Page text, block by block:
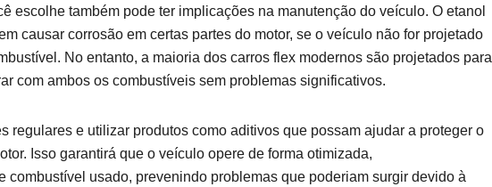
escolhe também pode ter implicações na manutenção do veículo. O etanol
causar corrosão em certas partes do motor, se o veículo não for projetado
No entanto, a maioria dos carros flex modernos são projetados para
com ambos os combustíveis sem problemas significativos.
regulares e utilizar produtos como aditivos que possam ajudar a proteger o
Isso garantirá que o veículo opere de forma otimizada,
combustível usado, prevenindo problemas que poderiam surgir devido à